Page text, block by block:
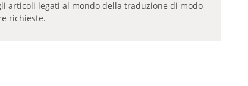
articoli legati al mondo della traduzione di modo
richieste.